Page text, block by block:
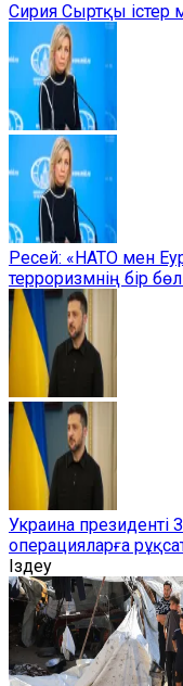
Сирия Сыртқы істер
Ресей: «НАТО мен
терроризмнің бір
Украина президенті
операцияларға
Іздеу